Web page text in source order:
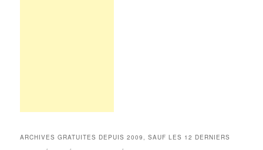
ARCHIVES GRATUITES DEPUIS 2009, SAUF LES 12 DERNIERS